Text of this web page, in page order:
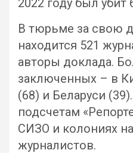
2022 году был убит
В тюрьме за свою
находится 521
авторы доклада.
заключенных – в
(68) и Беларуси
подсчетам
СИЗО и колониях
журналистов.